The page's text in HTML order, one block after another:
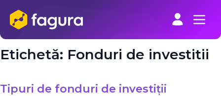
content
Etichetă: Fonduri de investitii
Tipuri de fonduri de investiții